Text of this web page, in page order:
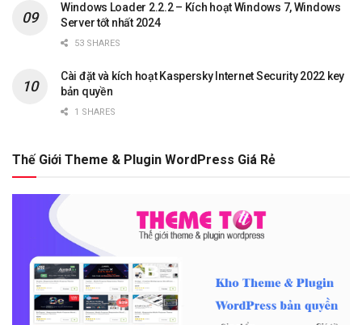
Windows Loader 2.2.2 – Kích hoạt Windows 7, Windows
Server tốt nhất 2024
53 SHARES
Cài đặt và kích hoạt Kaspersky Internet Security 2022 key
bản quyền
1 SHARES
Thế Giới Theme & Plugin WordPress Giá Rẻ